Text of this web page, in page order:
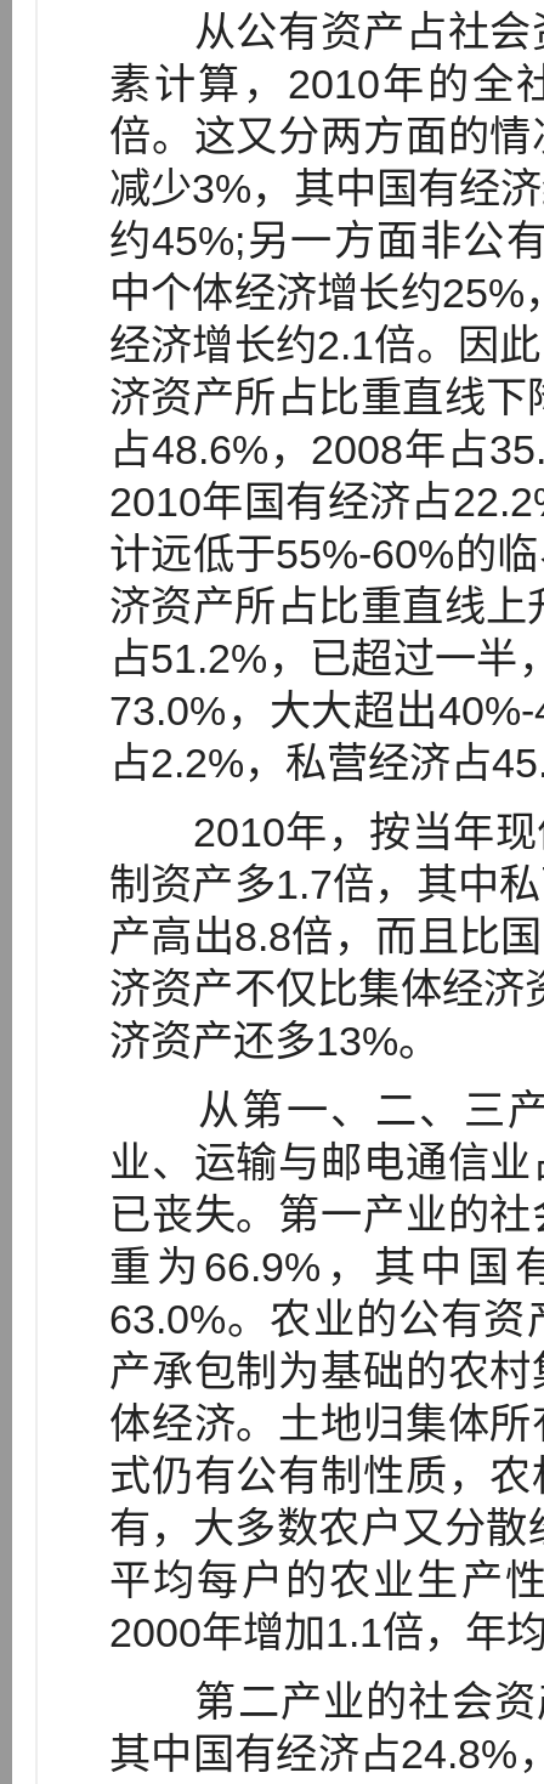
从公有资产占社会
素计算，2010年的全
倍。这又分两方面的
减少3%，其中国有经
约45%;另一方面非公
中个体经济增长约
经济增长约2.1倍。因
济资产所占比重直线
占48.6%，2008年占
2010年国有经济占
计远低于55%-60%的
济资产所占比重直线
占51.2%，已超过一半
73.0%，大大超出
占2.2%，私营经济占
2010年，按当年现
制资产多1.7倍，其中
产高出8.8倍，而且比
济资产不仅比集体经济
济资产还多13%。
从第一、二、三产
业、运输与邮电通信
已丧失。第一产业的
重为66.9%，其中国
63.0%。农业的公有
产承包制为基础的农
体经济。土地归集体
式仍有公有制性质，
有，大多数农户又分
平均每户的农业生产
2000年增加1.1倍，年
第二产业的社会资
其中国有经济占24.8%